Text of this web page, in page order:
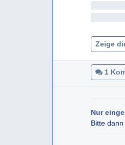
Zeige
1
Nur
Bitte